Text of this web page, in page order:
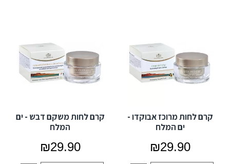
קרם לחות מרוכז אבוקדו -
ים המלח
₪29.90
קרם לחות משקם דבש - ים
המלח
₪29.90